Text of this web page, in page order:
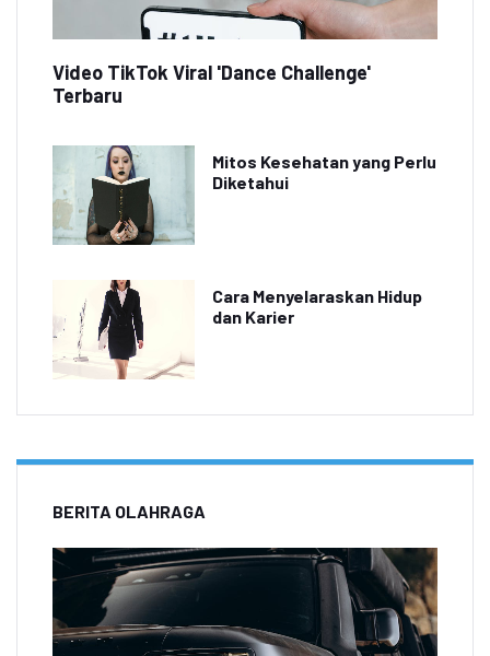
Video TikTok Viral 'Dance Challenge'
Terbaru
Mitos Kesehatan yang Perlu
Diketahui
Cara Menyelaraskan Hidup
dan Karier
BERITA OLAHRAGA